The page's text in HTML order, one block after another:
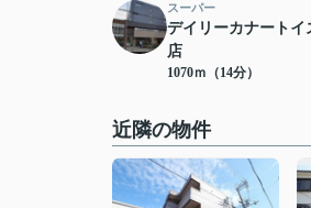
スーパー
デイリーカナートイ
店
1070ｍ（14分）
近隣の物件